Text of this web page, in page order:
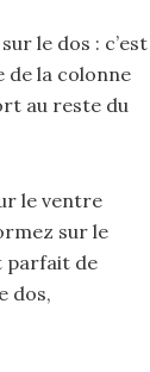
sur le dos : c’est
de la colonne
au reste du
le ventre
sur le
parfait de
dos,